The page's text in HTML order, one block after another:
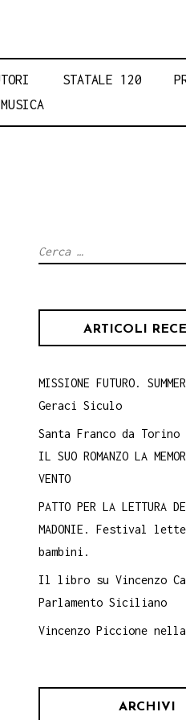
STATALE 120
MUSICA
Ricerca
ARTICOLI
MISSIONE FUTURO.
Geraci Siculo
Santa Franco da Torino A
IL SUO ROMANZO LA
VENTO
PATTO PER LA LETTURA
MADONIE. Festival
bambini.
Il libro su Vincenzo
Parlamento Siciliano
Vincenzo Piccione
ARCHIVI